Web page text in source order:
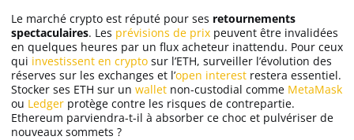
Le marché crypto est réputé pour ses retournements
spectaculaires. Les prévisions de prix peuvent être invalidées
en quelques heures par un flux acheteur inattendu. Pour ceux
qui investissent en crypto sur l’ETH, surveiller l’évolution des
réserves sur les exchanges et l’open interest restera essentiel.
Stocker ses ETH sur un wallet non-custodial comme MetaMask
ou Ledger protège contre les risques de contrepartie.
Ethereum parviendra-t-il à absorber ce choc et pulvériser de
nouveaux sommets ?